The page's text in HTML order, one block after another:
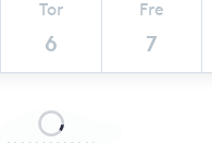
Tor
6
Fre
7